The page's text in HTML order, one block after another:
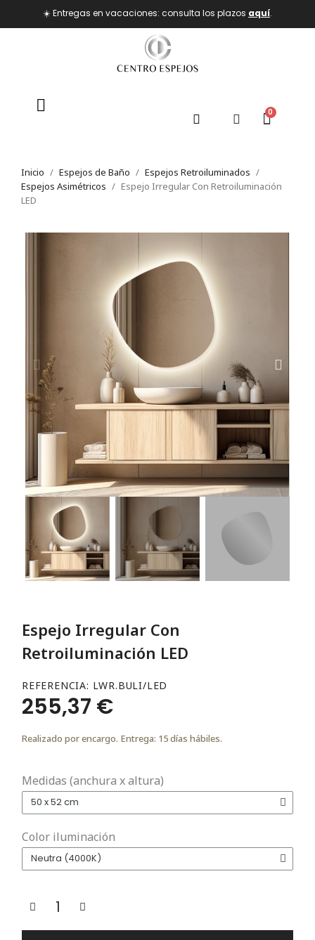
☀️ Entregas en vacaciones: consulta los plazos aquí.
Inicio Espejos de Baño
Espejos Retroiluminados
Espejos Asimétricos
Espejo Irregular Con Retroiluminación
LED
Espejo Irregular Con
Retroiluminación LED
REFERENCIA LWR.BULI/LED
255,37 €
Realizado por encargo. Entrega: 15 días hábiles.
Medidas (anchura x altura)
Color iluminación